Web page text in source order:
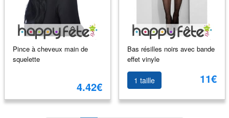
Pince à cheveux main de
squelette
4.42€
Bas résilles noirs avec bande
effet vinyle
1 taille 11€